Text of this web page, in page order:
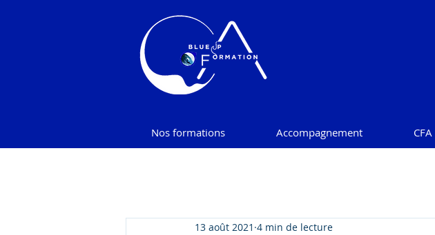
Nos formations Accompagnement CFA
13 août 2021 4 min de lecture